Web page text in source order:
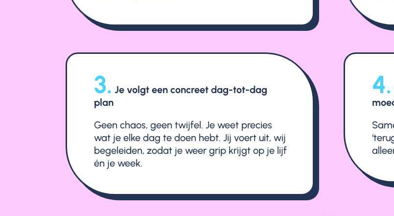
3. Je volgt een concreet dag-tot-dag
plan
Geen chaos, geen twijfel. Je weet precies
wat je elke dag te doen hebt. Jij voert uit, wij
begeleiden, zodat je weer grip krijgt op je lijf
én je week.
4.